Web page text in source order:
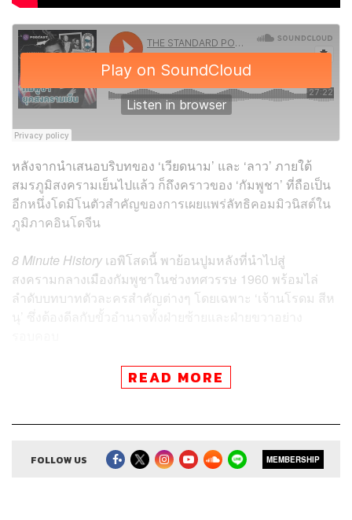
หลังจากนำเสนอบริบทของ ‘เวียดนาม’ และ ‘ลาว’ ภายใต้
สมรภูมิสงครามเย็นไปแล้ว ก็ถึงคราวของ ‘กัมพูชา’ ที่ถือเป็น
อีกหนึ่งโดมิโนตัวสำคัญของการเผยแพร่ลัทธิคอมมิวนิสต์ใน
ภูมิภาคอินโดจีน
8Minute History เอพิโสดนี้ พาย้อนปูมหลังที่นำไปสู่
สงครามกลางเมืองกัมพูชาในช่วงทศวรรษ 1960 พร้อมไล่
ลำดับบทบาทตัวละครสำคัญต่างๆ โดยเฉพาะ ‘เจ้านโรดม สีห
ติดตาม 8 Minute History
READ MORE
FOLLOW US MEMBERSHIP